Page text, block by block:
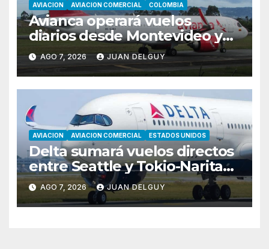
AVIACION AVIACION COMERCIAL COLOMBIA
Avianca operará vuelos
diarios desde Montevideo y
Asunción hacia Bogotá
AGO 7, 2026 JUAN DELGUY
AVIACION AVIACION COMERCIAL ESTADOS UNIDOS
Delta sumará vuelos directos
entre Seattle y Tokio-Narita
desde marzo de 2027
AGO 7, 2026 JUAN DELGUY